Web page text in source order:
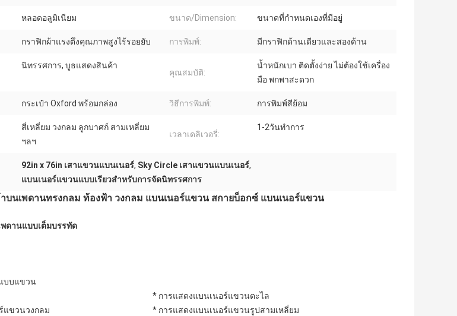
หลอดอลูมิเนียม ขนาด/Dimension: ขนาดที่กำหนดเองที่มีอยู่
กราฟิกผ้าแรงตึงคุณภาพสูงไร้รอยยับ การพิมพ์: มีกราฟิกด้านเดียวและสองด้าน
นิทรรศการ, บูธแสดงสินค้า
คุณสมบัติ:
น้ำหนักเบา ติดตั้งง่าย ไม่ต้องใช้เครื่อง
มือ พกพาสะดวก
กระเป๋า Oxford พร้อมกล่อง วิธีการพิมพ์: การพิมพ์สีย้อม
สี่เหลี่ยม วงกลม ลูกบาศก์ สามเหลี่ยม
ฯลฯ
เวลาเดลิเวอรี่:
1-2วันทำการ
92in x 76in เสาแขวนแบนเนอร์, Sky Circle เสาแขวนแบนเนอร์,
แบนเนอร์แขวนแบบเรียวสำหรับการจัดนิทรรศการ
บนเพดานทรงกลม ท้องฟ้า วงกลม แบนเนอร์แขวน สกายบ็อกซ์ แบนเนอร์แขวน
ดานแบบเต็มบรรทัด
บบแขวน
แขวนวงกลม
* การแสดงแบนเนอร์แขวนตะไล
* การแสดงแบนเนอร์แขวนรูปสามเหลี่ยม